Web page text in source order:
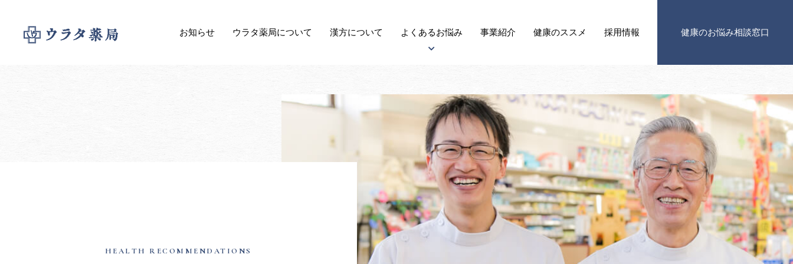
お知らせ ウラタ薬局について 漢方について よくあるお悩み 事業紹介 健康のススメ 採用情報 健康のお悩み相談窓口